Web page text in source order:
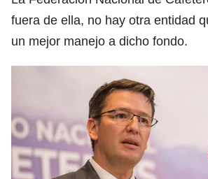
fuera de ella, no hay otra entidad
un mejor manejo a dicho fondo.